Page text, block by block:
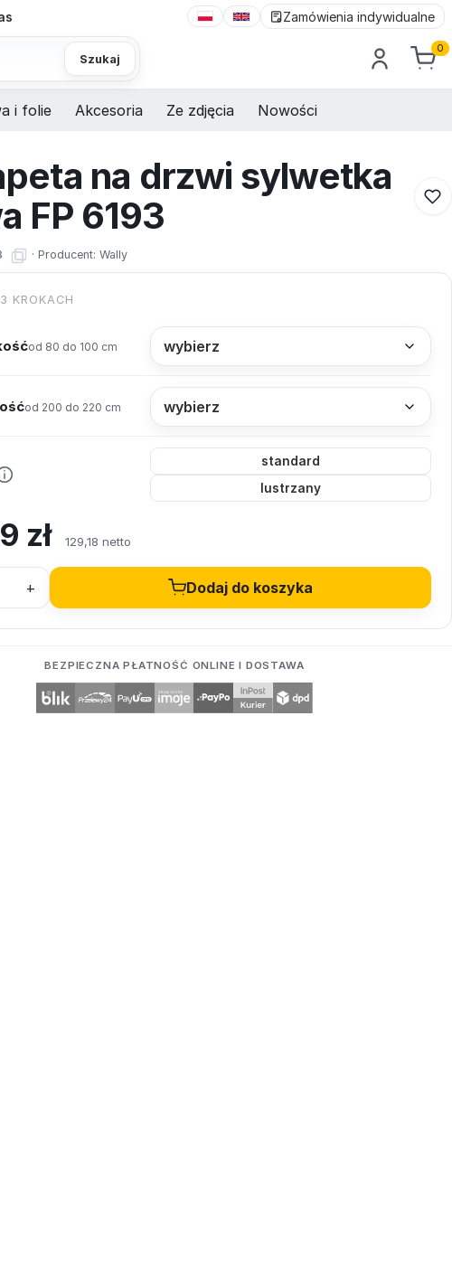
Zamówienia indywidualne
Szukaj
0
i folie Akcesoria Ze zdjęcia Nowości
na drzwi sylwetka
FP 6193
· Producent: Wally
KROKACH
od 80 do 100 cm
od 200 do 220 cm
standard
lustrzany
zł 129,18 netto
+ Dodaj do koszyka
BEZPIECZNA PŁATNOŚĆ ONLINE I DOSTAWA